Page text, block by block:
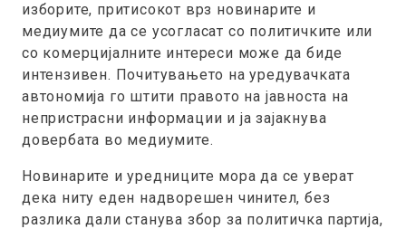
изборите, притисокот врз новинарите и
медиумите да се усогласат со политичките или
со комерцијалните интереси може да биде
интензивен. Почитувањето на уредувачката
автономија го штити правото на јавноста на
непристрасни информации и ја зајакнува
довербата во медиумите.
Новинарите и уредниците мора да се уверат
дека ниту еден надворешен чинител, без
разлика дали станува збор за политичка партија,